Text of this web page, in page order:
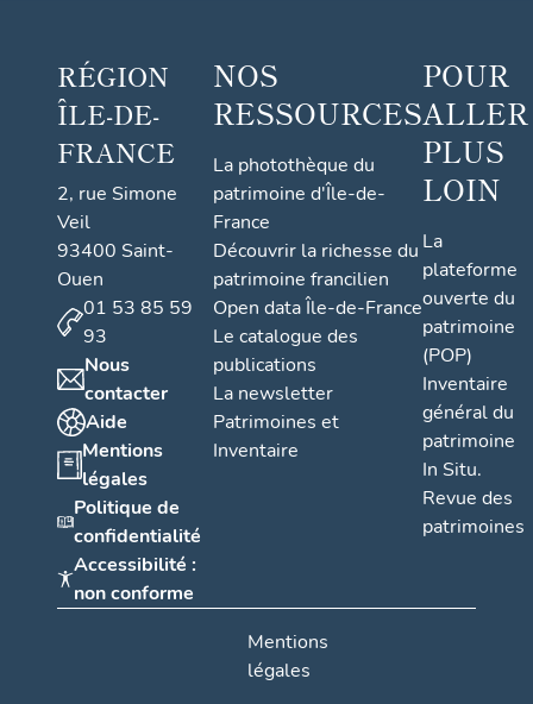
RÉGION
ÎLE-DE-
FRANCE
2, rue Simone
Veil
93400 Saint-
Ouen
01 53 85 59
93
Nous
contacter
Aide
Mentions
légales
Politique de
confidentialité
Accessibilité :
non conforme
NOS
RESSOURCES
La photothèque du
patrimoine d'Île-de-
France
Découvrir la richesse du
patrimoine francilien
Open data Île-de-France
Le catalogue des
publications
La newsletter
Patrimoines et
Inventaire
POUR
ALLER
PLUS
LOIN
La
plateforme
ouverte du
patrimoine
(POP)
Inventaire
général du
patrimoine
In Situ.
Revue des
patrimoines
Mentions
légales